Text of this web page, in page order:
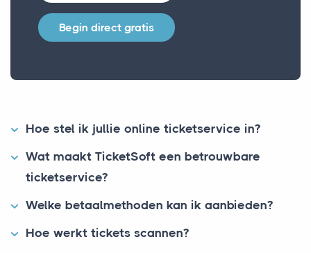
Begin direct gratis
Hoe stel ik jullie online ticketservice in?
Wat maakt TicketSoft een betrouwbare
ticketservice?
Welke betaalmethoden kan ik aanbieden?
Hoe werkt tickets scannen?